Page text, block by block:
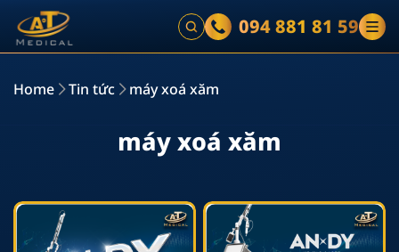
094 881 81 59
Home Tin tức máy xoá xăm
máyxoá xăm